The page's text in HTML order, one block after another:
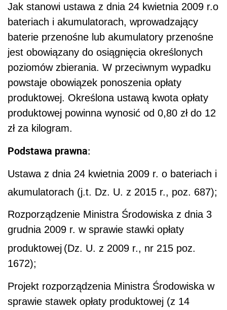
Jak stanowi ustawa z dnia 24 kwietnia 2009 r.o
bateriach i akumulatorach, wprowadzający
baterie przenośne lub akumulatory przenośne
jest obowiązany do osiągnięcia określonych
poziomów zbierania. W przeciwnym wypadku
powstaje obowiązek ponoszenia opłaty
produktowej. Określona ustawą kwota opłaty
produktowej powinna wynosić od 0,80 zł do 12
zł za kilogram.
Podstawa prawna:
Ustawa z dnia 24 kwietnia 2009 r. o bateriach i
akumulatorach (j.t. Dz. U. z 2015 r., poz. 687);
Rozporządzenie Ministra Środowiska z dnia 3
grudnia 2009 r. w sprawie stawki opłaty
produktowej (Dz. U. z 2009 r., nr 215 poz.
1672);
Projekt rozporządzenia Ministra Środowiska w
sprawie stawek opłaty produktowej (z 14